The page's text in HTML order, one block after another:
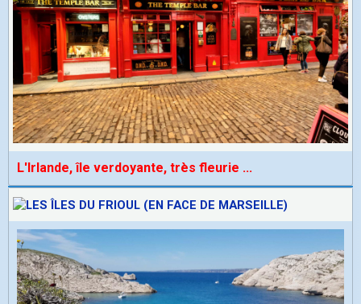
L'Irlande, île verdoyante, très fleurie ...